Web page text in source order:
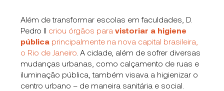
Além de transformar escolas em faculdades, D.
Pedro II criou órgãos paravistoriar a higiene
pública principalmente na nova capital brasileira,
o Rio de Janeiro . A cidade, além de sofrer diversas
mudanças urbanas, como calçamento de ruas e
iluminação pública, também visava a higienizar o
centro urbano – de maneira sanitária e social.